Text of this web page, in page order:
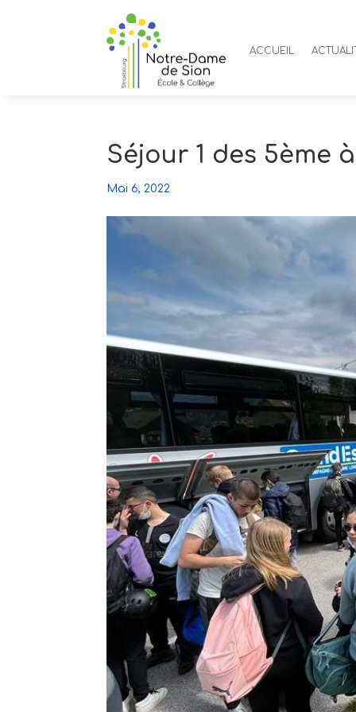
ACCUEIL
Séjour 1 des 5ème
Mai 6, 2022